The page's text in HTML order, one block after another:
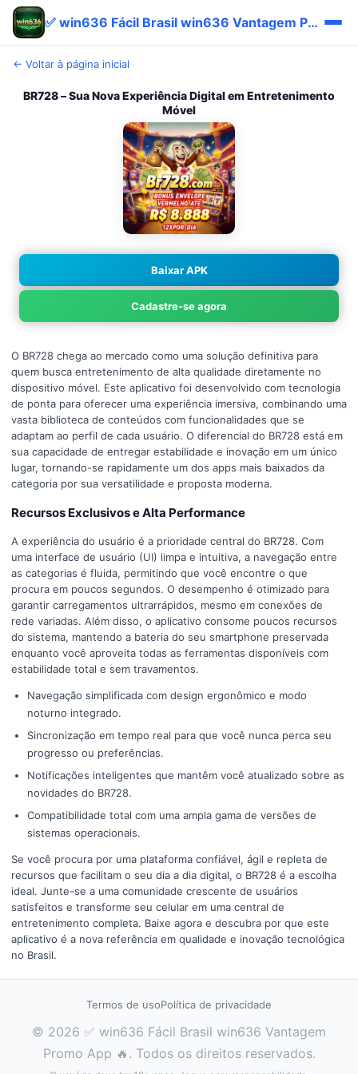
✅ win636 Fácil Brasil win636 Vantagem Promo App 🔥
← Voltar à página inicial
BR728 – Sua Nova Experiência Digital em Entretenimento
Móvel
Baixar APK
Cadastre-se agora
O BR728 chega ao mercado como uma solução definitiva para
quem busca entretenimento de alta qualidade diretamente no
dispositivo móvel. Este aplicativo foi desenvolvido com tecnologia
de ponta para oferecer uma experiência imersiva, combinando uma
vasta biblioteca de conteúdos com funcionalidades que se
adaptam ao perfil de cada usuário. O diferencial do BR728 está em
sua capacidade de entregar estabilidade e inovação em um único
lugar, tornando-se rapidamente um dos apps mais baixados da
categoria por sua versatilidade e proposta moderna.
Recursos Exclusivos e Alta Performance
A experiência do usuário é a prioridade central do BR728. Com
uma interface de usuário (UI) limpa e intuitiva, a navegação entre
as categorias é fluida, permitindo que você encontre o que
procura em poucos segundos. O desempenho é otimizado para
garantir carregamentos ultrarrápidos, mesmo em conexões de
rede variadas. Além disso, o aplicativo consome poucos recursos
do sistema, mantendo a bateria do seu smartphone preservada
enquanto você aproveita todas as ferramentas disponíveis com
estabilidade total e sem travamentos.
Navegação simplificada com design ergonômico e modo
noturno integrado.
Sincronização em tempo real para que você nunca perca seu
progresso ou preferências.
Notificações inteligentes que mantêm você atualizado sobre as
novidades do BR728.
Compatibilidade total com uma ampla gama de versões de
sistemas operacionais.
Se você procura por uma plataforma confiável, ágil e repleta de
recursos que facilitam o seu dia a dia digital, o BR728 é a escolha
ideal. Junte-se a uma comunidade crescente de usuários
satisfeitos e transforme seu celular em uma central de
entretenimento completa. Baixe agora e descubra por que este
aplicativo é a nova referência em qualidade e inovação tecnológica
no Brasil.
Termos de usoPolítica de privacidade
© 2026 ✅ win636 Fácil Brasil win636 Vantagem
Promo App 🔥. Todos os direitos reservados.